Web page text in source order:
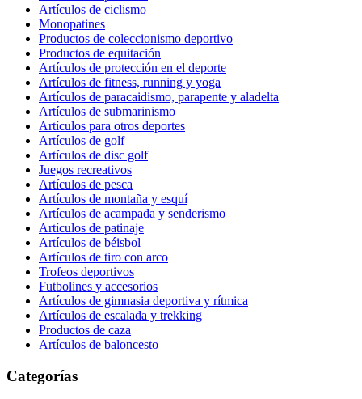
Artículos de ciclismo
Monopatines
Productos de coleccionismo deportivo
Productos de equitación
Artículos de protección en el deporte
Artículos de fitness, running y yoga
Artículos de paracaidismo, parapente y aladelta
Artículos de submarinismo
Artículos para otros deportes
Artículos de golf
Artículos de disc golf
Juegos recreativos
Artículos de pesca
Artículos de montaña y esquí
Artículos de acampada y senderismo
Artículos de patinaje
Artículos de béisbol
Artículos de tiro con arco
Trofeos deportivos
Futbolines y accesorios
Artículos de gimnasia deportiva y rítmica
Artículos de escalada y trekking
Productos de caza
Artículos de baloncesto
Categorías